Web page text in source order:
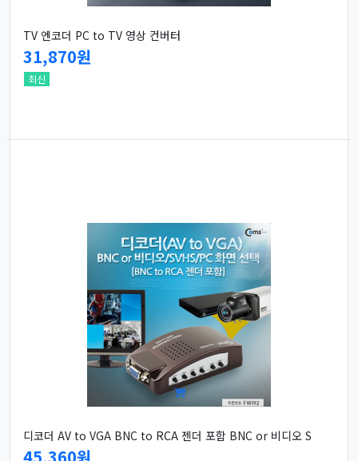
TV 엔코더 PC to TV 영상 컨버터
31,870원
최신
디코더 AV to VGA BNC to RCA 젠더 포함 BNC or 비디오 S